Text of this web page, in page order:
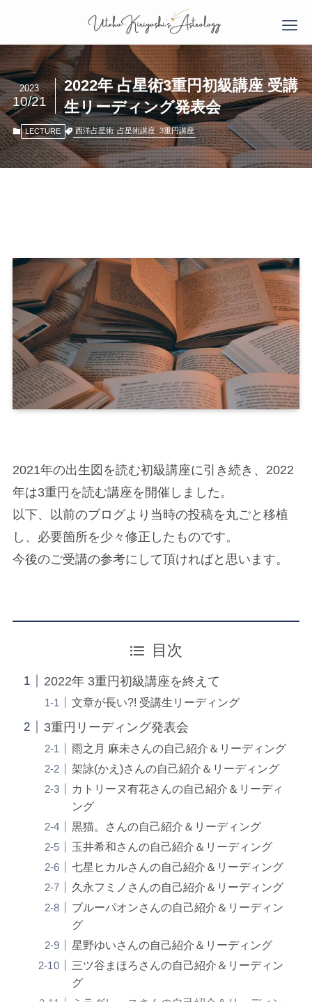
2022年 占星術3重円初級講座 受講
生リーディング発表会
2023
10/21
LECTURE 西洋占星術 占星術講座 3重円講座
2021年の出生図を読む初級講座に引き続き、2022
年は3重円を読む講座を開催しました。
以下、以前のブログより当時の投稿を丸ごと移植
し、必要箇所を少々修正したものです。
今後のご受講の参考にして頂ければと思います。
目次
2022年 3重円初級講座を終えて
文章が長い?! 受講生リーディング
3重円リーディング発表会
雨之月 麻未さんの自己紹介＆リーディング
架詠(かえ)さんの自己紹介＆リーディング
カトリーヌ有花さんの自己紹介＆リーディ
ング
黒猫。さんの自己紹介＆リーディング
玉井希和さんの自己紹介＆リーディング
七星ヒカルさんの自己紹介＆リーディング
久永フミノさんの自己紹介＆リーディング
ブルーパオンさんの自己紹介＆リーディン
グ
星野ゆいさんの自己紹介＆リーディング
三ツ谷まほろさんの自己紹介＆リーディン
グ